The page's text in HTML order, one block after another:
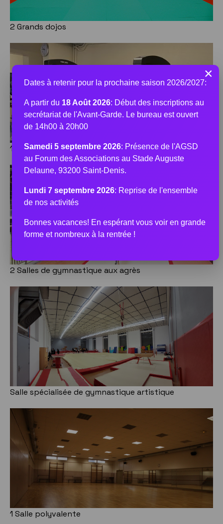
2 Grands dojos
1 Salle de musculation
2 Salles de gymnastique aux agrès
Salle spécialisée de gymnastique artistique
1 Salle polyvalente
×
Dates à retenir pour la prochaine saison 2026/2027:
A partir du 18 Août 2026: Début des inscriptions au
secrétariat de l'Avant-Garde. Le bureau est ouvert
de 14h00 à 20h00
Samedi 5 septembre 2026: Présence de l'AGSD
au Forum des Associations au Stade Auguste
Delaune, 93200 Saint-Denis.
Lundi 7 septembre 2026: Reprise de l'ensemble
de nos activités
Bonnes vacances! En espérant vous voir en grande
forme et nombreux à la rentrée !